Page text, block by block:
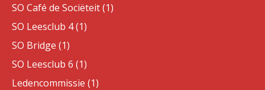
SO Café de Sociëteit (1)
SO Leesclub 4 (1)
SO Bridge (1)
SO Leesclub 6 (1)
Ledencommissie (1)